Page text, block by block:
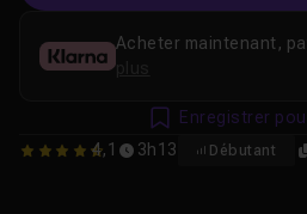
4.0952380952381
4,1 3h13 Débutant
Acheter maintenant,
plus
Enregistrer